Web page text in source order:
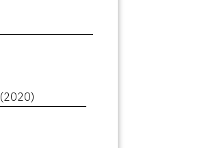
(2020)